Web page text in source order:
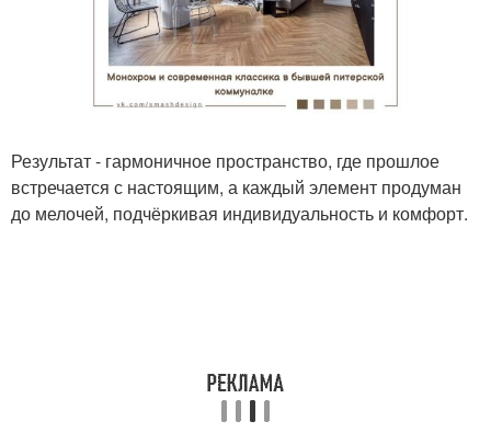
Результат - гармоничное пространство, где прошлое
встречается с настоящим, а каждый элемент продуман
до мелочей, подчёркивая индивидуальность и комфорт.